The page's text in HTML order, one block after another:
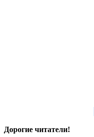
Дорогие читатели!